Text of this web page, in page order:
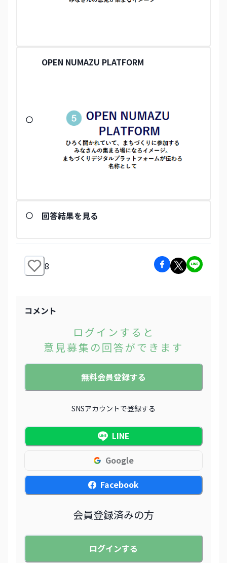
OPEN NUMAZU PLATFORM
回答結果を見る
8
コメント
ログインすると
意見募集の回答ができます
無料会員登録する
SNSアカウントで登録する
LINE
Google
Facebook
会員登録済みの方
ログインする